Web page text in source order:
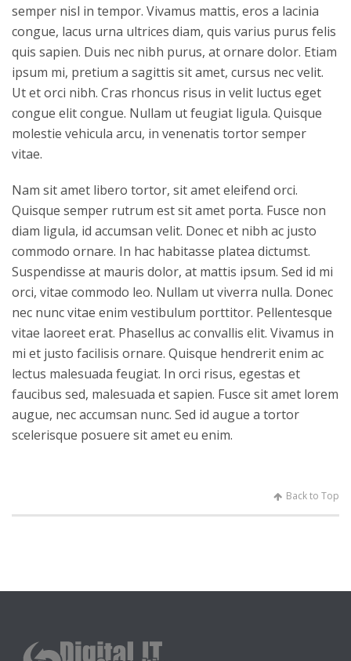
semper nisl in tempor. Vivamus mattis, eros a lacinia
congue, lacus urna ultrices diam, quis varius purus felis
quis sapien. Duis nec nibh purus, at ornare dolor. Etiam
ipsum mi, pretium a sagittis sit amet, cursus nec velit.
Ut et orci nibh. Cras rhoncus risus in velit luctus eget
congue elit congue. Nullam ut feugiat ligula. Quisque
molestie vehicula arcu, in venenatis tortor semper
vitae.
Nam sit amet libero tortor, sit amet eleifend orci.
Quisque semper rutrum est sit amet porta. Fusce non
diam ligula, id accumsan velit. Donec et nibh ac justo
commodo ornare. In hac habitasse platea dictumst.
Suspendisse at mauris dolor, at mattis ipsum. Sed id mi
orci, vitae commodo leo. Nullam ut viverra nulla. Donec
nec nunc vitae enim vestibulum porttitor. Pellentesque
vitae laoreet erat. Phasellus ac convallis elit. Vivamus in
mi et justo facilisis ornare. Quisque hendrerit enim ac
lectus malesuada feugiat. In orci risus, egestas et
faucibus sed, malesuada et sapien. Fusce sit amet lorem
augue, nec accumsan nunc. Sed id augue a tortor
scelerisque posuere sit amet eu enim.
Back to Top